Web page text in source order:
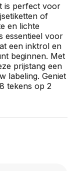
is perfect voor
of
en lichte
essentieel voor
een inktrol en
beginnen. Met
prijstang een
labeling. Geniet
tekens op 2